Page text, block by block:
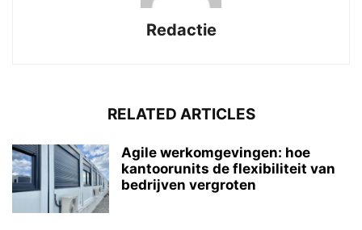
Redactie
RELATED ARTICLES
Agile werkomgevingen: hoe
kantoorunits de flexibiliteit van
bedrijven vergroten